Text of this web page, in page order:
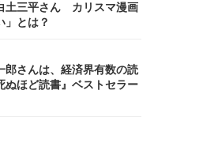
土三平さん カリスマ漫画
」とは？
郎さんは、経済界有数の読
ほど読書』ベストセラー